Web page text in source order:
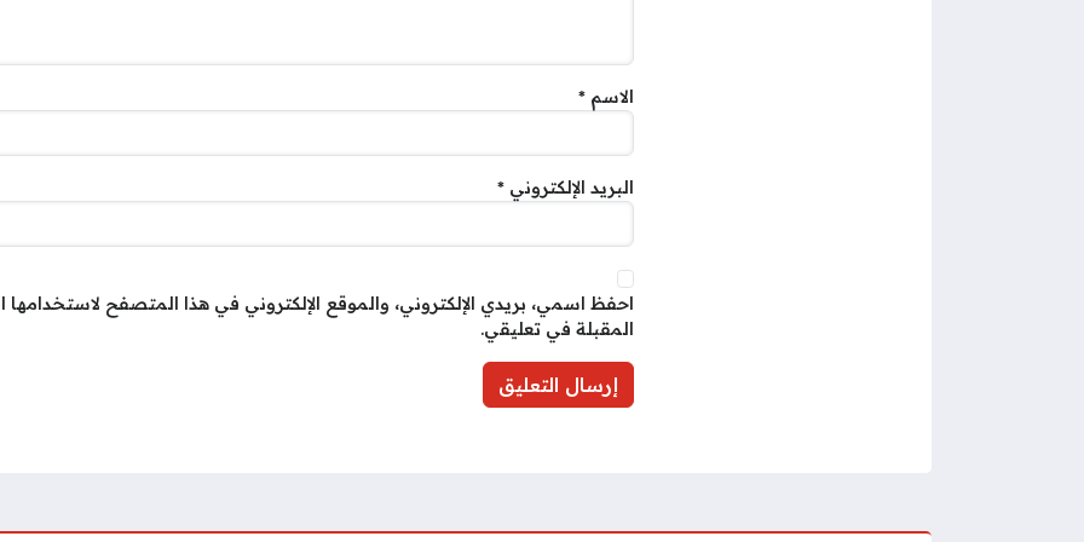
الاسم *
البريد الإلكتروني *
احفظ اسمي، بريدي الإلكتروني، والموقع الإلكتروني في هذا المتصفح لاستخدامها
المقبلة في تعليقي.